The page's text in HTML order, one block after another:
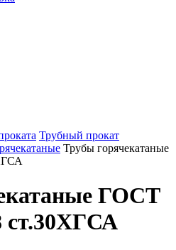
Трубный прокат
Трубы горячекатаные
ГОСТ
ст.30ХГСА